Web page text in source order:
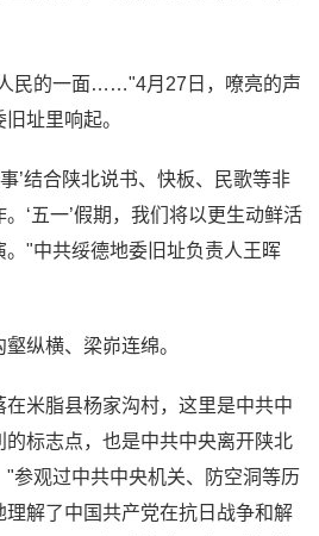
民的一面……"4月27日，嘹亮的声
址里响起。
’结合陕北说书、快板、民歌等非
‘五一’假期，我们将以更生动鲜活
"中共绥德地委旧址负责人王晖
纵横、梁峁连绵。
米脂县杨家沟村，这里是中共中
标志点，也是中共中央离开陕北
参观过中共中央机关、防空洞等历
理解了中国共产党在抗日战争和解